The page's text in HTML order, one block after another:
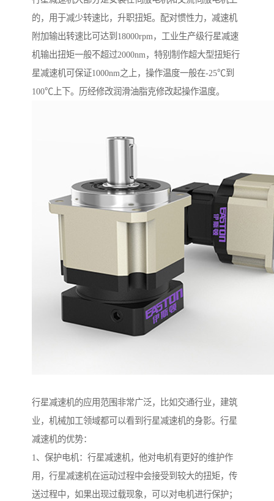
的，用于减少转速比，升职扭矩。配对惯性力，减速机
附加输出转速比可达到18000rpm，工业生产级行星减速
机输出扭矩一般不超过2000nm，特别制作超大型扭矩行
星减速机可保证1000nm之上，操作温度一般在-25℃到
100℃上下。历经修改润滑油脂克修改起操作温度。
行星减速机的应用范围非常广泛，比如交通行业，建筑
业，机械加工领域都可以看到行星减速机的身影。行星
减速机的优势：
1、保护电机：行星减速机，他对电机有更好的维护作
用，行星减速机在运动过程中会接受到较大的扭矩，传
送过程中，如果出现过载现象，可以对电机进行保护；